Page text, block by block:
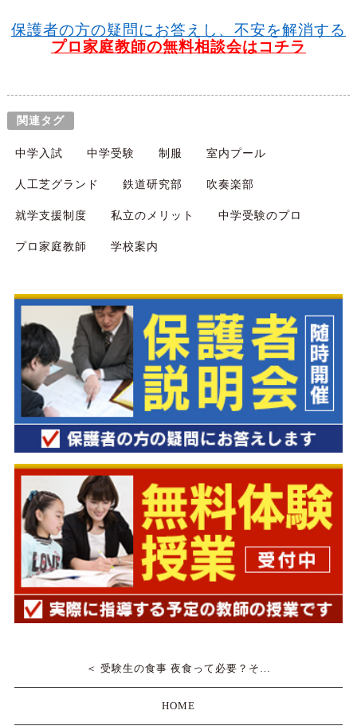
保護者の方の疑問にお答えし、不安を解消する
プロ家庭教師の無料相談会はコチラ
関連タグ
中学入試 中学受験 制服 室内プール
人工芝グランド 鉄道研究部 吹奏楽部
就学支援制度 私立のメリット 中学受験のプロ
プロ家庭教師 学校案内
＜ 受験生の食事 夜食って必要？そ…
HOME